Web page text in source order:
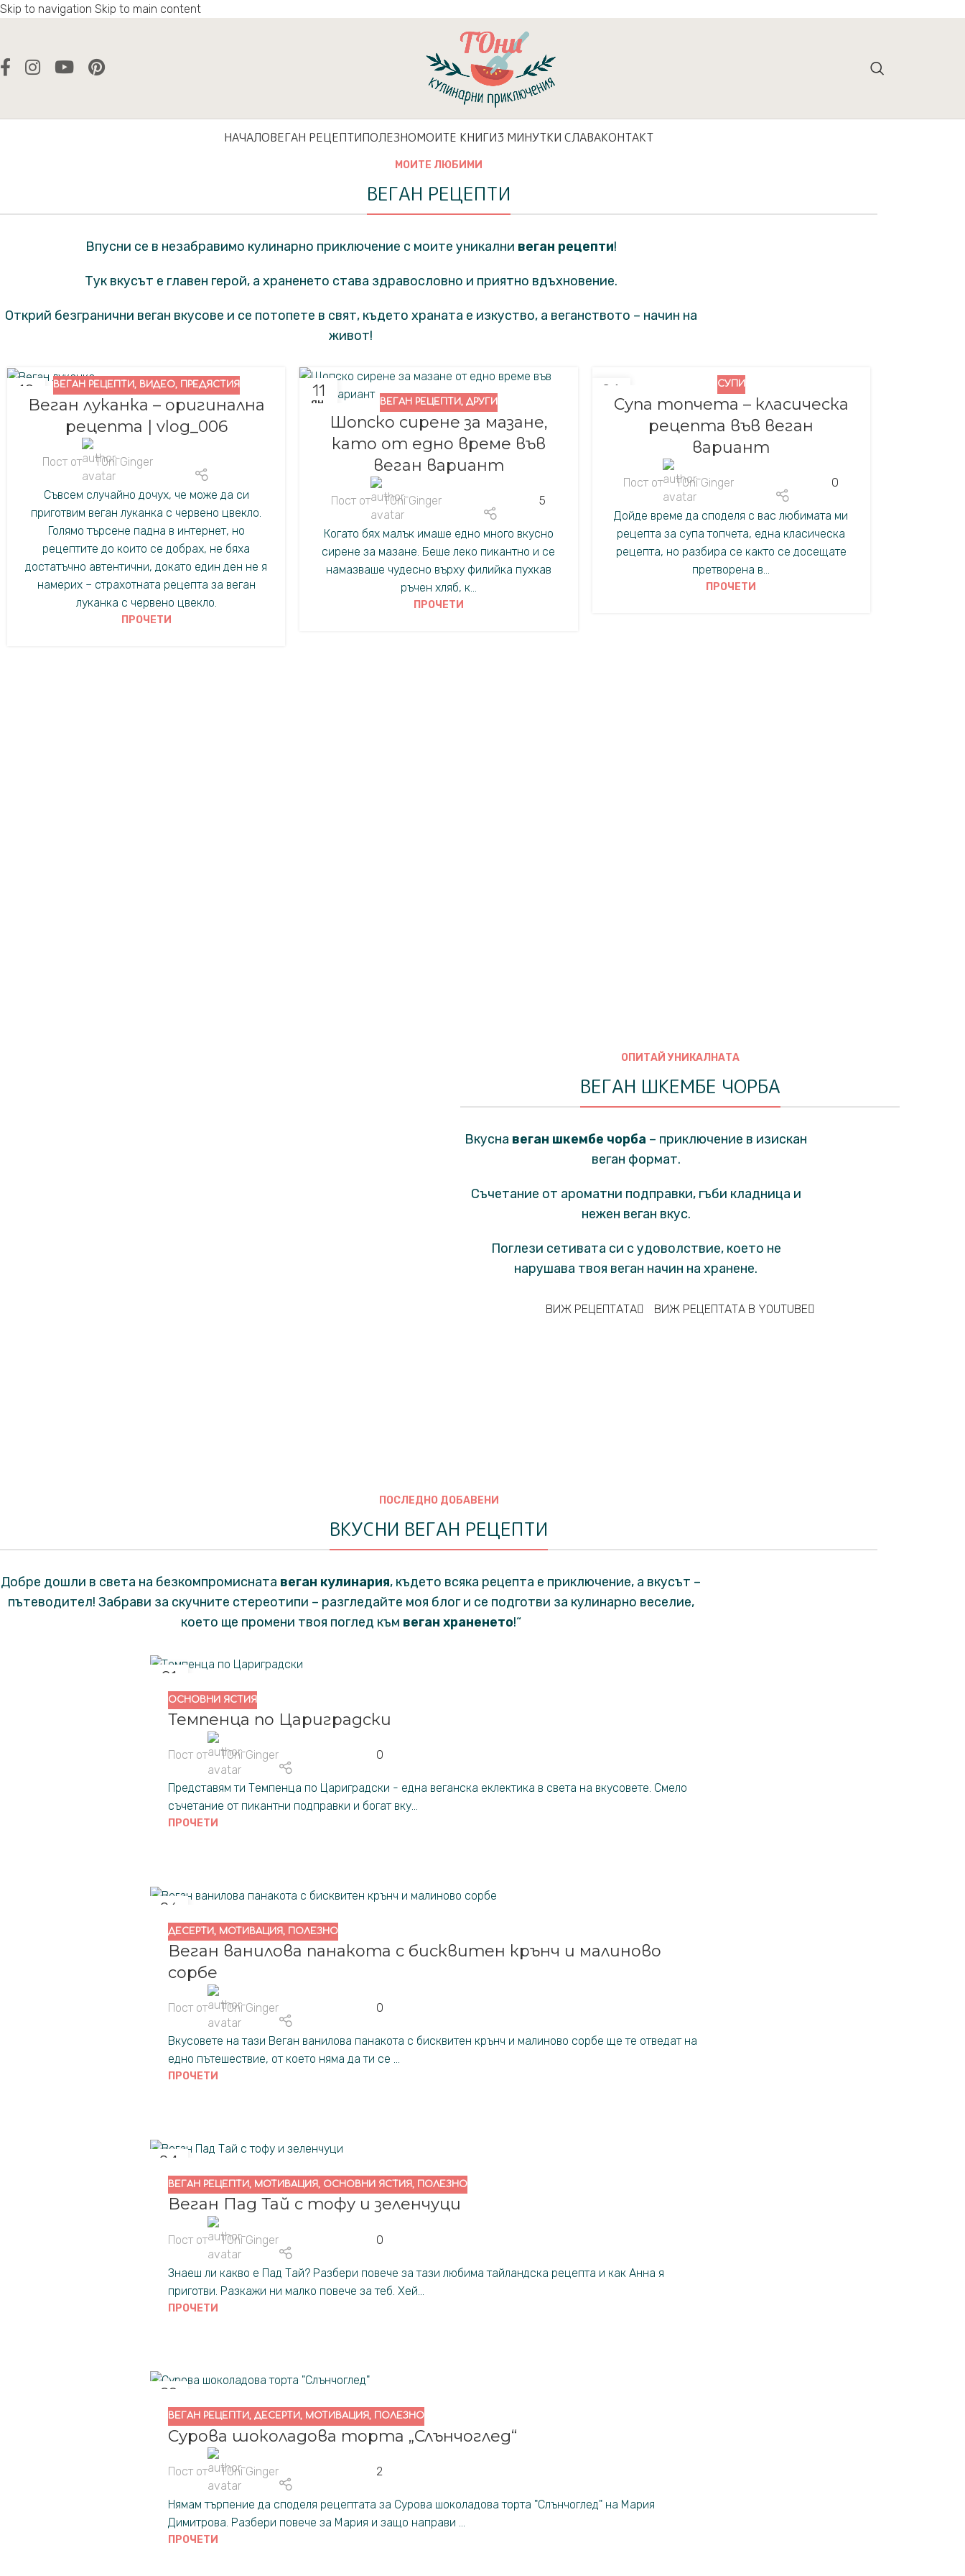
Skip to navigation Skip to main content
НАЧАЛОВЕГАН РЕЦЕПТИПОЛЕЗНОМОИТЕ КНИГИ3 МИНУТКИ СЛАВАКОНТАКТ
МОИТЕ ЛЮБИМИ
ВЕГАН РЕЦЕПТИ
Впусни се в незабравимо кулинарно приключение с моите уникални веган рецепти!
Тук вкусът е главен герой, а храненето става здравословно и приятно вдъхновение.
Открий безгранични веган вкусове и се потопете в свят, където храната е изкуство, а веганството – начин на
живот!
10
ДЕК.
ВЕГАН РЕЦЕПТИ, ВИДЕО, ПРЕДЯСТИЯ
Веган луканка – оригинална
рецепта | vlog_006
Пост от TOni Ginger
Съвсем случайно дочух, че може да си
приготвим веган луканка с червено цвекло.
Голямо търсене падна в интернет, но
рецептите до които се добрах, не бяха
достатъчно автентични, докато един ден не я
намерих – страхотната рецепта за веган
луканка с червено цвекло.
ПРОЧЕТИ
11
ЯН. ВЕГАН РЕЦЕПТИ, ДРУГИ
Шопско сирене за мазане,
като от едно време във
веган вариант
Пост от TOni Ginger 5
Когато бях малък имаше едно много вкусно
сирене за мазане. Беше леко пикантно и се
намазваше чудесно върху филийка пухкав
ръчен хляб, к...
ПРОЧЕТИ
24
ОКТ.
СУПИ
Супа топчета – класическа
рецепта във веган
вариант
Пост от TOni Ginger 0
Дойде време да споделя с вас любимата ми
рецепта за супа топчета, една класическа
рецепта, но разбира се както се досещате
претворена в...
ПРОЧЕТИ
ОПИТАЙ УНИКАЛНАТА
ВЕГАН ШКЕМБЕ ЧОРБА
Вкусна веган шкембе чорба – приключение в изискан
веган формат.
Съчетание от ароматни подправки, гъби кладница и
нежен веган вкус.
Поглези сетивата си с удоволствие, което не
нарушава твоя веган начин на хранене.
ВИЖ РЕЦЕПТАТА ВИЖ РЕЦЕПТАТА В YOUTUBE
ПОСЛЕДНО ДОБАВЕНИ
ВКУСНИ ВЕГАН РЕЦЕПТИ
Добре дошли в света на безкомпромисната веган кулинария, където всяка рецепта е приключение, а вкусът –
пътеводител! Забрави за скучните стереотипи – разгледайте моя блог и се подготви за кулинарно веселие,
което ще промени твоя поглед към веган храненето!“
21
ФЕВ.
ОСНОВНИ ЯСТИЯ
Темпенца по Цариградски
Пост от TOni Ginger 0
Представям ти Темпенца по Цариградски - една веганска еклектика в света на вкусовете. Смело
съчетание от пикантни подправки и богат вку...
ПРОЧЕТИ
06
МАР.
ДЕСЕРТИ , МОТИВАЦИЯ , ПОЛЕЗНО
Веган ванилова панакота с бисквитен крънч и малиново
сорбе
Пост от TOni Ginger 0
Вкусовете на тази Веган ванилова панакота с бисквитен крънч и малиново сорбе ще те отведат на
едно пътешествие, от което няма да ти се ...
ПРОЧЕТИ
04
ДЕК.
ВЕГАН РЕЦЕПТИ, МОТИВАЦИЯ, ОСНОВНИ ЯСТИЯ, ПОЛЕЗНО
Веган Пад Тай с тофу и зеленчуци
Пост от TOni Ginger 0
Знаеш ли какво е Пад Тай? Разбери повече за тази любима тайландска рецепта и как Анна я
приготви. Разкажи ни малко повече за теб. Хей...
ПРОЧЕТИ
29
НОЕ.
ВЕГАН РЕЦЕПТИ, ДЕСЕРТИ, МОТИВАЦИЯ, ПОЛЕЗНО
Сурова шоколадова торта „Слънчоглед“
Пост от TOni Ginger 2
Нямам търпение да споделя рецептата за Сурова шоколадова торта "Слънчоглед" на Мария
Димитрова. Разбери повече за Мария и защо направи ...
ПРОЧЕТИ